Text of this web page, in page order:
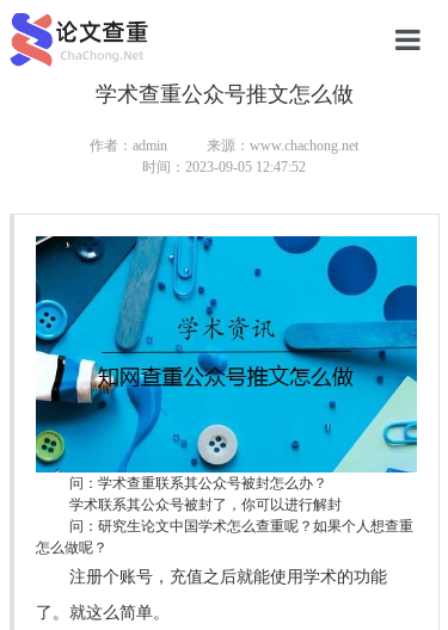
本科论文
研究生论
硕士论文
博士论文
学术查重公众号推文怎么做
作者：admin
来源：www.chachong.net
时间：2023-09-05 12:47:52
问：学术查重联系其公众号被封怎么办？
学术联系其公众号被封了，你可以进行解封
问：研究生论文中国学术怎么查重呢？如果个人想查重
怎么做呢？
注册个账号，充值之后就能使用学术的功能
了。就这么简单。